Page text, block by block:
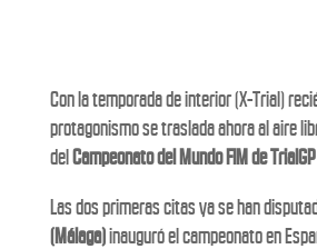
Con la temporada de interior (X-Trial)
protagonismo se traslada ahora al aire
delCampeonato del Mundo FIM de
Las dos primeras citas ya se han
(Málaga)inauguró el campeonato en